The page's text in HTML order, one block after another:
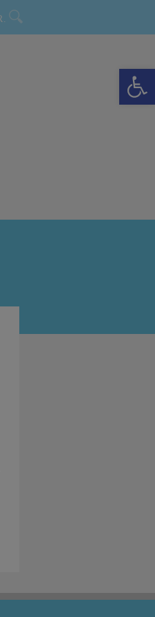
Barra de Ferramentas Aberta